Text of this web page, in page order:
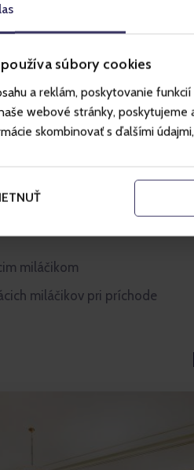
súbory cookies
a reklám, poskytovanie
webové stránky,
skombinovať s ďalšími
v hoteli aj na izbách
hotel negarantuje
hostí,
žehlenie
miláčikom
miláčikov pri príchode